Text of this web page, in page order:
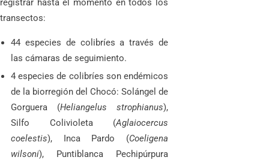
transectos:
44 especies de colibríes a través de
las cámaras de seguimiento.
4 especies de colibríes son endémicos
de la biorregión del Chocó: Solángel de
Gorguera (Heliangelus strophianus),
Silfo Colivioleta (Aglaiocercus
coelestis), Inca Pardo (Coeligena
wilsoni), Puntiblanca Pechipúrpura